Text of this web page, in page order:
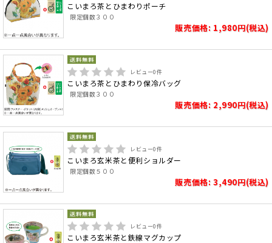
こいまろ茶とひまわりポーチ
限定個数３００
販売価格: 1,980円(税込)
レビュー0件
こいまろ茶とひまわり保冷バッグ
限定個数３００
販売価格: 2,990円(税込)
レビュー0件
こいまろ玄米茶と便利ショルダー
限定個数５００
販売価格: 3,490円(税込)
レビュー0件
こいまろ玄米茶と鉄線マグカップ